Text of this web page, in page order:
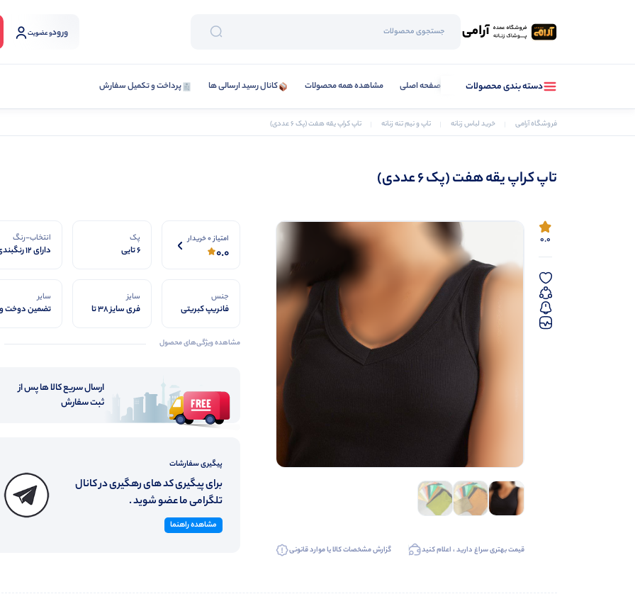
ورودو عضویت
دسته بندی محصولات صفحه اصلی مشاهده همه محصولات کانال رسید ارسالی ها پرداخت و تکمیل سفارش
فروشگاه آرامی خرید لباس زنانه تاپ و نیم تنه زنانه تاپ کراپ یقه هفت (پک 6 عددی)
تاپ کراپ یقه هفت (پک 6 عددی)
0.0
قیمت بهتری سراغ دارید ، اعلام کنید گزارش مشخصات کالا یا موارد قانونی
امتیاز 0 خریدار
0.0
پک
6 تایی
انتخاب-رنگ
دارای 12 رنگبندی
جنس
فانریپ کبریتی
سایز
فری سایز ۳۸ تا
سایر
تضمین دوخت و
مشاهده ویژگی‌های محصول
ارسال سریع کالا ها پس از
ثبت سفارش
پیگیری سفارشات
برای پیگیری کد های رهگیری در کانال
تلگرامی ما عضو شوید .
مشاهده راهنما